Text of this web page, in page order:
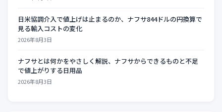
日米協調介入で値上げは止まるのか、ナフサ844ドルの円換算で
見る輸入コストの変化
2026年8月3日
ナフサとは何かをやさしく解説、ナフサからできるものと不足
で値上がりする日用品
2026年8月3日